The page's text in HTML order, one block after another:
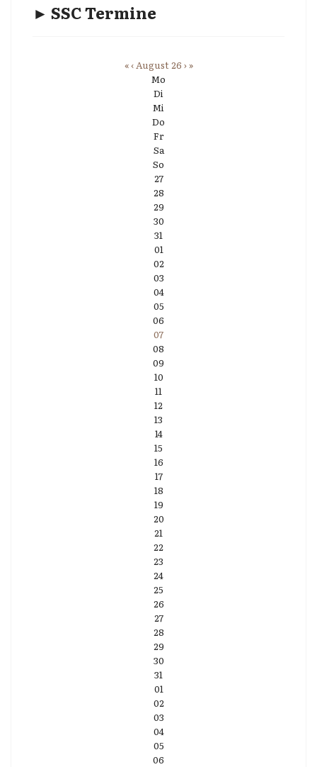
► SSC Termine
«‹August 26 ›»
Mo
Di
Mi
Do
Fr
Sa
So
27
28
29
30
31
01
02
03
04
05
06
07
08
09
10
11
12
13
14
15
16
17
18
19
20
21
22
23
24
25
26
27
28
29
30
31
01
02
03
04
05
06